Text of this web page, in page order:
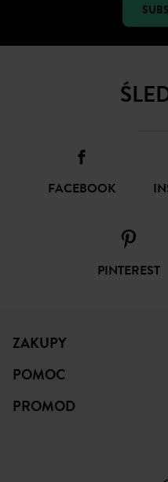
FACEBOOK
PINTEREST
ZAKUPY
POMOC
PROMOD